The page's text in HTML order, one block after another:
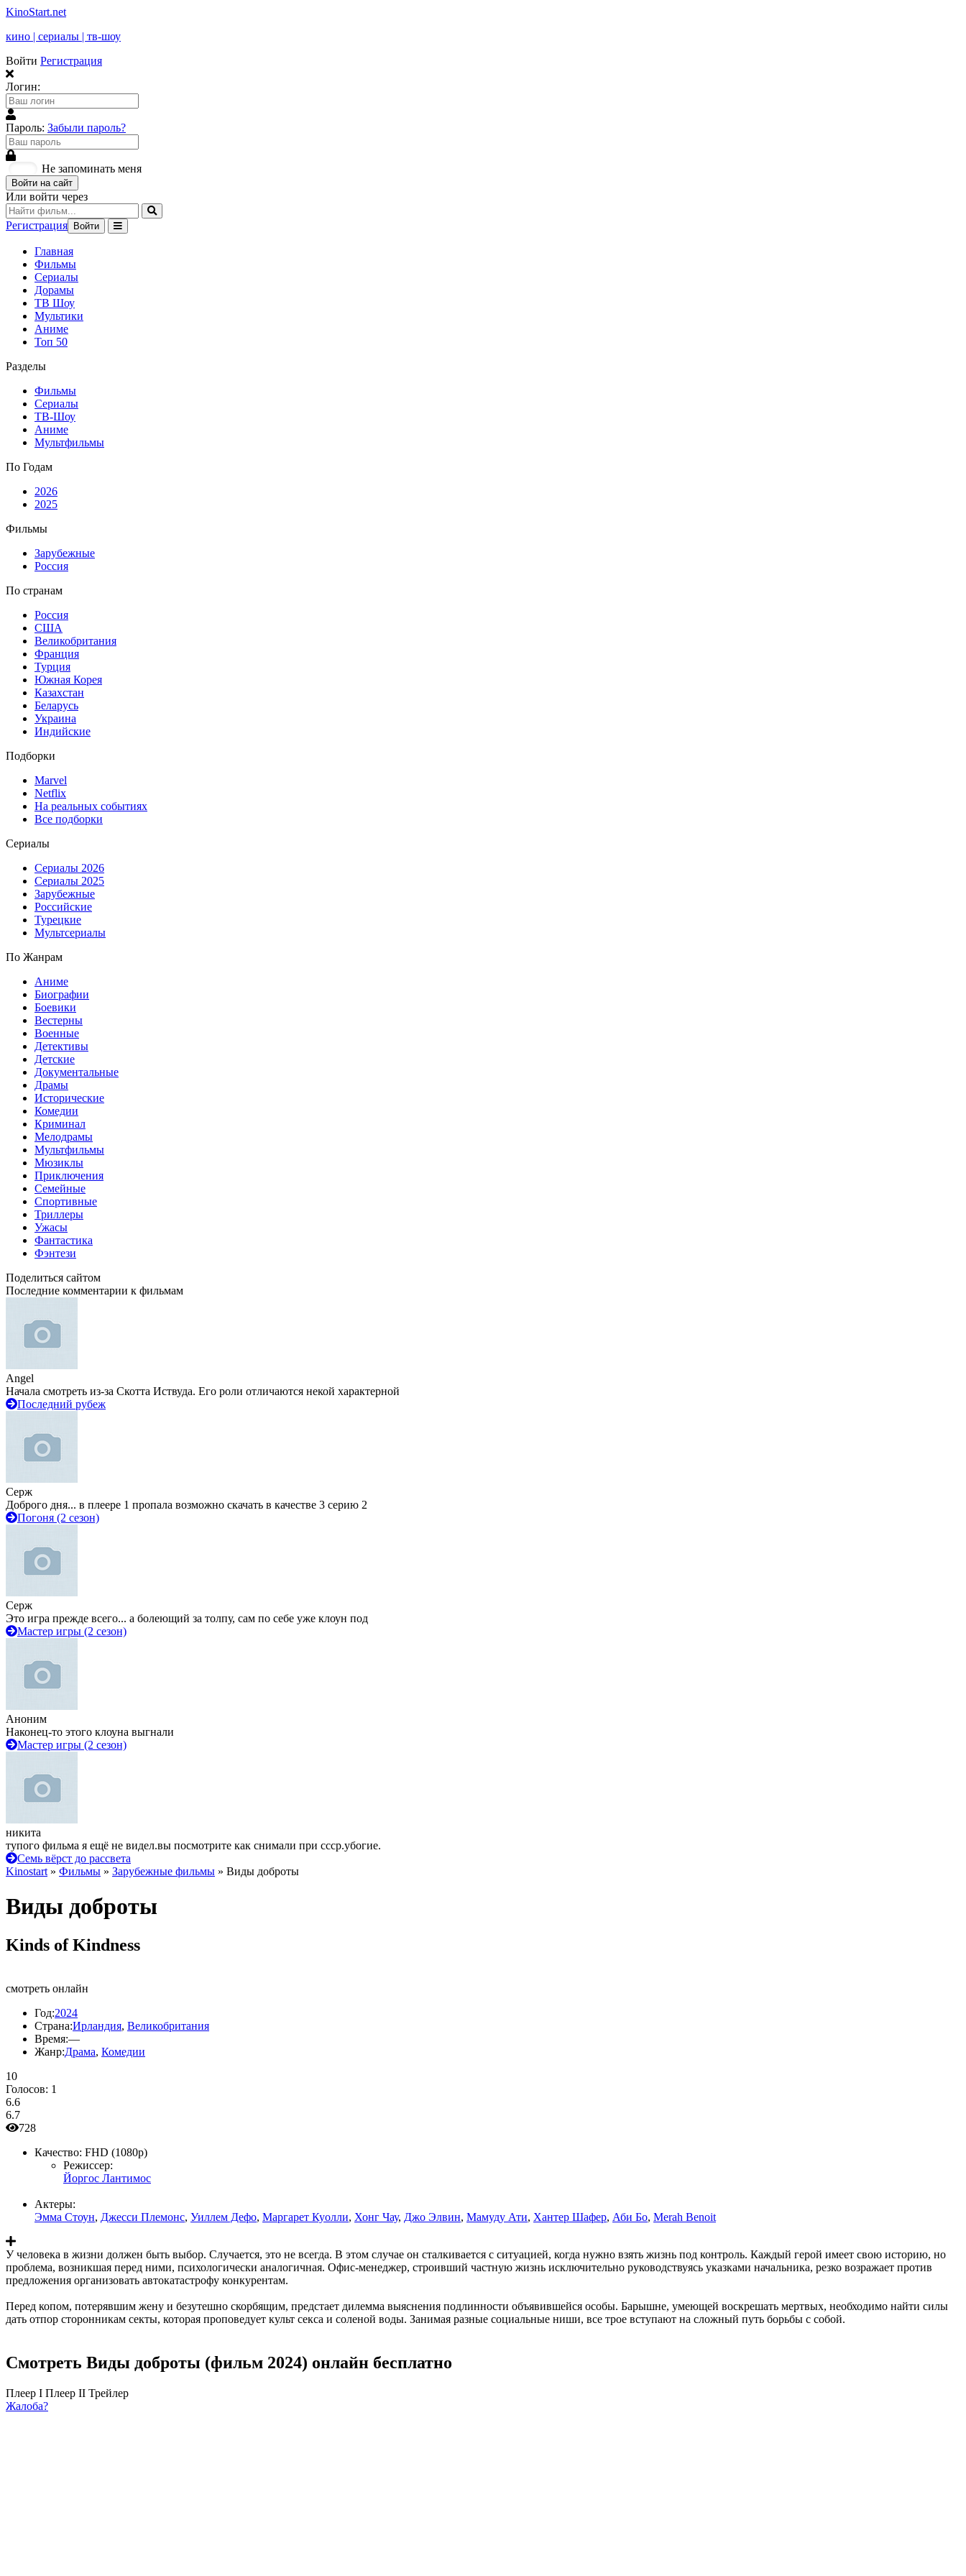
KinoStart.net
кино | сериалы | тв-шоу
Войти Регистрация
Логин:
Пароль: Забыли пароль?
Не запоминать меня
Войти на сайт
Или войти через
Регистрация Войти
Главная
Фильмы
Сериалы
Дорамы
ТВ Шоу
Мультики
Аниме
Топ 50
Разделы
Фильмы
Сериалы
ТВ-Шоу
Аниме
Мультфильмы
По Годам
2026
2025
Фильмы
Зарубежные
Россия
По странам
Россия
США
Великобритания
Франция
Турция
Южная Корея
Казахстан
Беларусь
Украина
Индийские
Подборки
Marvel
Netflix
На реальных событиях
Все подборки
Сериалы
Сериалы 2026
Сериалы 2025
Зарубежные
Российские
Турецкие
Мультсериалы
По Жанрам
Аниме
Биографии
Боевики
Вестерны
Военные
Детективы
Детские
Документальные
Драмы
Исторические
Комедии
Криминал
Мелодрамы
Мультфильмы
Мюзиклы
Приключения
Семейные
Спортивные
Триллеры
Ужасы
Фантастика
Фэнтези
Поделиться сайтом
Последние комментарии к фильмам
Angel
Начала смотреть из-за Скотта Иствуда. Его роли отличаются некой характерной
Последний рубеж
Серж
Доброго дня... в плеере 1 пропала возможно скачать в качестве 3 серию 2
Погоня (2 сезон)
Серж
Это игра прежде всего... а болеющий за толпу, сам по себе уже клоун под
Мастер игры (2 сезон)
Аноним
Наконец-то этого клоуна выгнали
Мастер игры (2 сезон)
никита
тупого фильма я ещё не видел.вы посмотрите как снимали при ссср.убогие.
Семь вёрст до рассвета
Kinostart » Фильмы » Зарубежные фильмы » Виды доброты
Виды доброты
Kinds of Kindness
смотреть онлайн
Год:2024
Страна:Ирландия, Великобритания
Время:—
Жанр:Драма, Комедии
10
Голосов: 1
6.6
6.7
728
Качество: FHD (1080p)
Режиссер:
Йоргос Лантимос
Актеры:
Эмма Стоун, Джесси Племонс, Уиллем Дефо, Маргарет Куолли, Хонг Чау, Джо Элвин, Мамуду Ати, Хантер Шафер, Аби Бо, Merah Benoit
У человека в жизни должен быть выбор. Случается, это не всегда. В этом случае он сталкивается с ситуацией, когда нужно взять жизнь под контроль. Каждый герой имеет свою историю, но
проблема, возникшая перед ними, психологически аналогичная. Офис-менеджер, строивший частную жизнь исключительно руководствуясь указками начальника, резко возражает против
предложения организовать автокатастрофу конкурентам.
Перед копом, потерявшим жену и безутешно скорбящим, предстает дилемма выяснения подлинности объявившейся особы. Барышне, умеющей воскрешать мертвых, необходимо найти силы
дать отпор сторонникам секты, которая проповедует культ секса и соленой воды. Занимая разные социальные ниши, все трое вступают на сложный путь борьбы с собой.
Смотреть Виды доброты (фильм 2024) онлайн бесплатно
Плеер I Плеер II Трейлер
Жалоба?